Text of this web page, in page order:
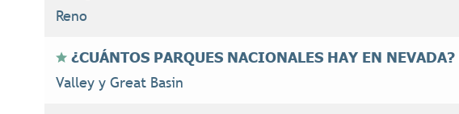
Reno
¿CUÁNTOS PARQUES NACIONALES HAY EN NEVADA?
Valley y Great Basin